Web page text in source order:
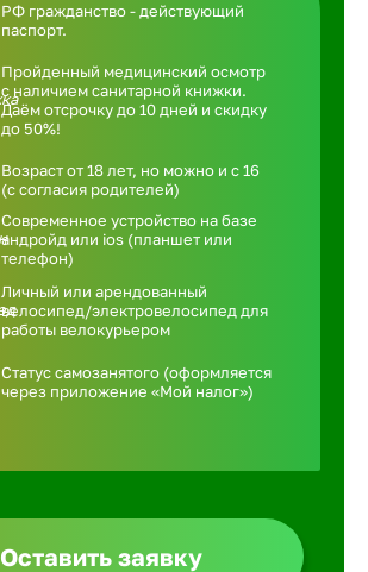
РФ гражданство - действующий
паспорт.
Пройденный медицинский осмотр
с наличием санитарной книжки.
Даём отсрочку до 10 дней и скидку
до 50%!
Возраст от 18 лет, но можно и с 16
(с согласия родителей)
Современное устройство на базе
андройд или ios (планшет или
телефон)
Личный или арендованный
велосипед/электровелосипед для
работы велокурьером
Статус самозанятого (оформляется
через приложение «Мой налог»)
Оставить заявку